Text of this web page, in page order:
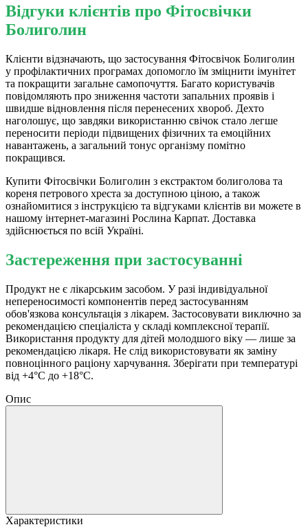
Відгуки клієнтів про Фітосвічки
Болиголин
Клієнти відзначають, що застосування Фітосвічок Болиголин
у профілактичних програмах допомогло їм зміцнити імунітет
та покращити загальне самопочуття. Багато користувачів
повідомляють про зниження частоти запальних проявів і
швидше відновлення після перенесених хвороб. Дехто
наголошує, що завдяки використанню свічок стало легше
переносити періоди підвищених фізичних та емоційних
навантажень, а загальний тонус організму помітно
покращився.
Купити Фітосвічки Болиголин з екстрактом болиголова та
кореня петрового хреста за доступною ціною, а також
ознайомитися з інструкцією та відгуками клієнтів ви можете в
нашому інтернет-магазині Рослина Карпат. Доставка
здійснюється по всій Україні.
Застереження при застосуванні
Продукт не є лікарським засобом. У разі індивідуальної
непереносимості компонентів перед застосуванням
обов'язкова консультація з лікарем. Застосовувати виключно за
рекомендацією спеціаліста у складі комплексної терапії.
Використання продукту для дітей молодшого віку — лише за
рекомендацією лікаря. Не слід використовувати як заміну
повноцінного раціону харчування. Зберігати при температурі
від +4°С до +18°С.
Опис
Характеристики